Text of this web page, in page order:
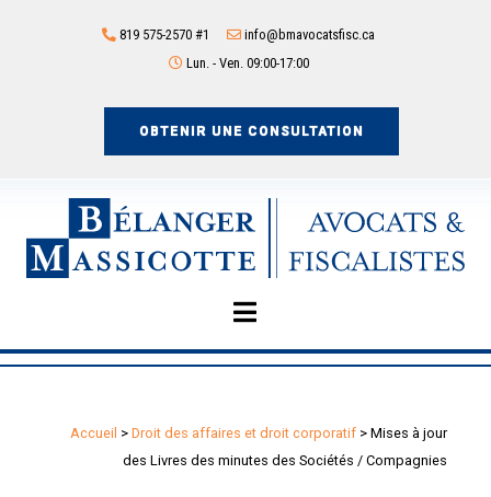
819 575-2570 #1
info@bmavocatsfisc.ca
Lun. - Ven. 09:00-17:00
OBTENIR UNE CONSULTATION
Accueil > Droit des affaires et droit corporatif> Mises à jour
des Livres des minutes des Sociétés / Compagnies